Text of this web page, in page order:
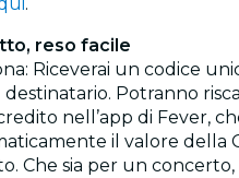
.
reso facile
Riceverai un codice
destinatario. Potranno
nell’app di Fever,
il valore della
Che sia per un